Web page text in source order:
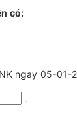
có:
ngay 05-01-